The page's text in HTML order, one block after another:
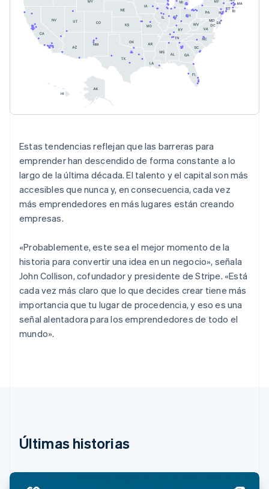
Estas tendencias reflejan que las barreras para
emprender han descendido de forma constante a lo
largo de la última década. El talento y el capital son más
accesibles que nunca y, en consecuencia, cada vez
más emprendedores en más lugares están creando
empresas.
«Probablemente, este sea el mejor momento de la
historia para convertir una idea en un negocio», señala
John Collison, cofundador y presidente de Stripe. «Está
cada vez más claro que lo que decides crear tiene más
importancia que tu lugar de procedencia, y eso es una
señal alentadora para los emprendedores de todo el
mundo».
Últimas historias
Alemania
Deutsch English
Australia
English
Austria
Bélgica
Nederlands Français
English
EnglishFrançais
China continental
简体中文 English
Chipre
Dinamarca
English
Emiratos Árabes Unidos
Eslovaquia
English
English
Francia
Gibraltar